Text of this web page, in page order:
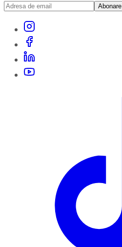
Abonare